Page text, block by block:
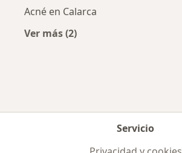
Acné en Calarca
Ver más (2)
Servicio